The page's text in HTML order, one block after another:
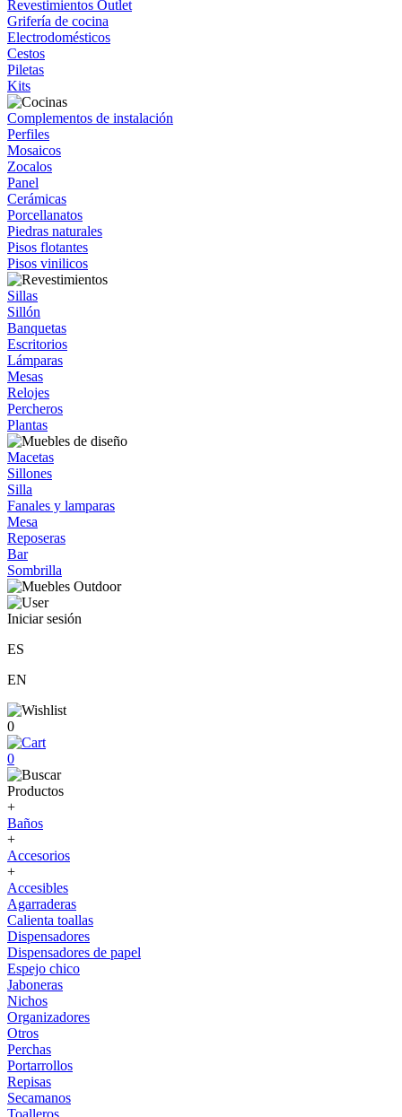
Revestimientos Outlet
Grifería de cocina
Electrodomésticos
Cestos
Piletas
Kits
Complementos de instalación
Perfiles
Mosaicos
Zocalos
Panel
Cerámicas
Porcellanatos
Piedras naturales
Pisos flotantes
Pisos vinilicos
Sillas
Sillón
Banquetas
Escritorios
Lámparas
Mesas
Relojes
Percheros
Plantas
Macetas
Sillones
Silla
Fanales y lamparas
Mesa
Reposeras
Bar
Sombrilla
Iniciar sesión
ES
EN
0
0
Productos
+
Baños
+
Accesorios
+
Accesibles
Agarraderas
Calienta toallas
Dispensadores
Dispensadores de papel
Espejo chico
Jaboneras
Nichos
Organizadores
Otros
Perchas
Portarrollos
Repisas
Secamanos
Toalleros